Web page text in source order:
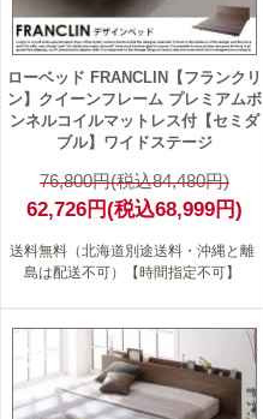
ローベッド FRANCLIN【フランクリ
ン】クイーンフレーム プレミアムボ
ンネルコイルマットレス付【セミダ
ブル】ワイドステージ
76,800円(税込84,480円)
62,726円(税込68,999円)
送料無料（北海道別途送料・沖縄と離
島は配送不可）【時間指定不可】
16